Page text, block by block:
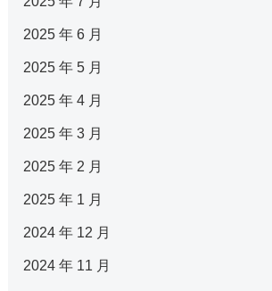
2025 年 6 月
2025 年 5 月
2025 年 4 月
2025 年 3 月
2025 年 2 月
2025 年 1 月
2024 年 12 月
2024 年 11 月